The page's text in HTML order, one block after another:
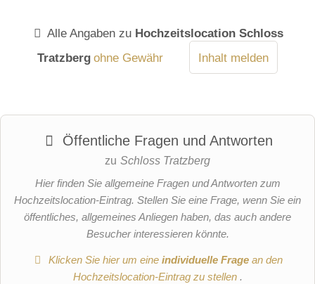
Alle Angaben zu Hochzeitslocation Schloss
Tratzberg ohne Gewähr Inhalt melden
Öffentliche Fragen und Antworten
zu Schloss Tratzberg
Hier finden Sie allgemeine Fragen und Antworten zum
Hochzeitslocation-Eintrag. Stellen Sie eine Frage, wenn Sie ein
öffentliches, allgemeines Anliegen haben, das auch andere
Besucher interessieren könnte.
Klicken Sie hier um eineindividuelle Frage an den
Hochzeitslocation-Eintrag zu stellen .